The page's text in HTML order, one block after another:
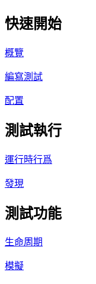
快速開始
概覽
編寫測試
配置
測試執行
運行時行爲
發現
測試功能
生命周期
模擬